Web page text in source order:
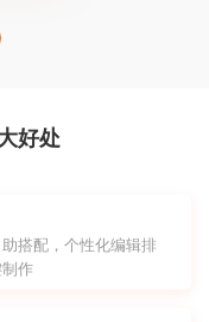
好处
搭配，个性化编辑排
作